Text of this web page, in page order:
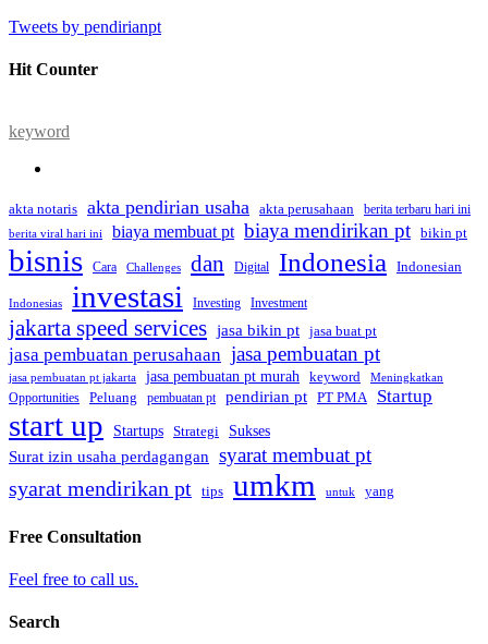
Tweets by pendirianpt
Hit Counter
keyword
akta notaris akta pendirian usaha akta perusahaan berita terbaru hari ini
berita viral hari ini biaya membuat pt biaya mendirikan pt bikin pt
bisnis Cara Challenges dan Digital Indonesia Indonesian
Indonesias investasi Investing Investment
jakarta speed services jasa bikin pt jasa buat pt
jasa pembuatan perusahaan jasa pembuatan pt
jasa pembuatan pt jakarta jasa pembuatan pt murah keyword Meningkatkan
Opportunities Peluang pembuatan pt pendirian pt PT PMA Startup
start up Startups Strategi
Sukses
Surat izin usaha perdagangan syarat membuat pt
syarat mendirikan pt
tips umkm untuk yang
Free Consultation
Feel free to call us.
Search